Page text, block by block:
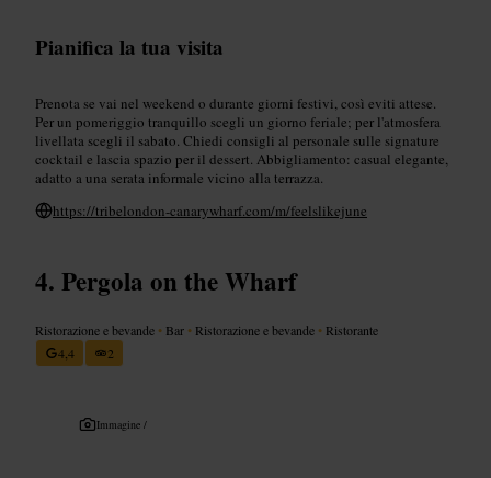
Pianifica la tua visita
Prenota se vai nel weekend o durante giorni festivi, così eviti attese.
Per un pomeriggio tranquillo scegli un giorno feriale; per l'atmosfera
livellata scegli il sabato. Chiedi consigli al personale sulle signature
cocktail e lascia spazio per il dessert. Abbigliamento: casual elegante,
adatto a una serata informale vicino alla terrazza.
https://tribelondon-canarywharf.com/m/feelslikejune
Pergola on the Wharf
Ristorazione e bevande • Bar • Ristorazione e bevande • Ristorante
4,4
2
Immagine /